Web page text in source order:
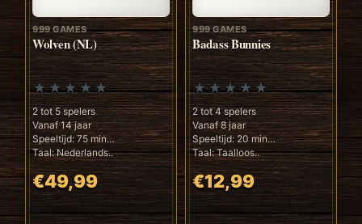
999 GAMES
Wolven (NL)
2 tot 5 spelers
Vanaf 14 jaar
Speeltijd: 75 min
Taal: Nederlands..
€49,99
999 GAMES
Badass Bunnies
2 tot 4 spelers
Vanaf 8 jaar
Speeltijd: 20 min
Taal: Taalloos..
€12,99